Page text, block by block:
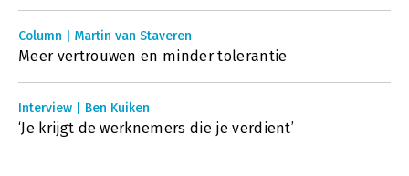
Column | Martin van Staveren
Meer vertrouwen en minder tolerantie
Interview | Ben Kuiken
‘Je krijgt de werknemers die je verdient’